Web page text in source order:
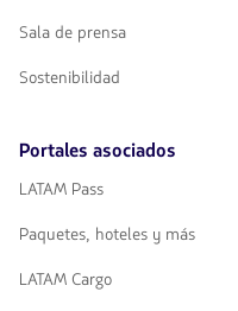
Sala de prensa
Sostenibilidad
Portales asociados
LATAM Pass
Paquetes, hoteles y más
LATAM Cargo